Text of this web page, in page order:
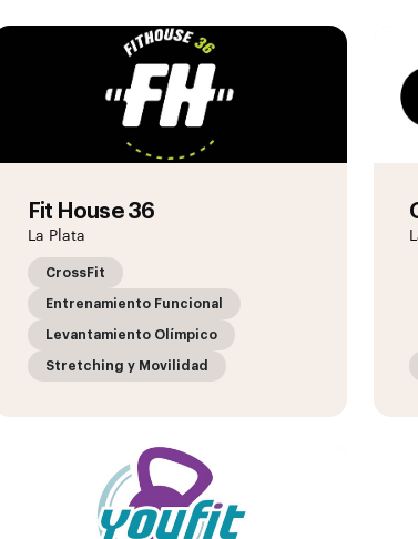
Fit House 36
La Plata
CrossFit
Entrenamiento Funcional
Levantamiento Olímpico
Stretching y Movilidad